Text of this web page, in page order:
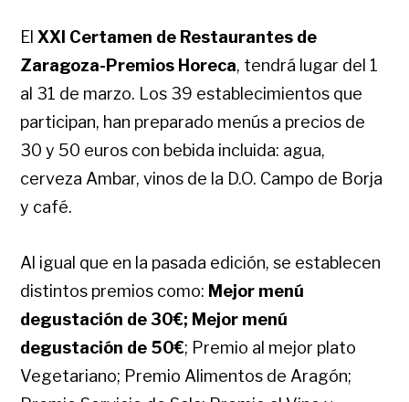
ElXXI Certamen de Restaurantes de
Zaragoza-Premios Horeca, tendrá lugar del 1
al 31 de marzo. Los 39 establecimientos que
participan, han preparado menús a precios de
30 y 50 euros con bebida incluida: agua,
cerveza Ambar, vinos de la D.O. Campo de Borja
y café.
Al igual que en la pasada edición, se establecen
distintos premios como: Mejor menú
degustación de 30€; Mejor menú
degustación de 50€; Premio al mejor plato
Vegetariano; Premio Alimentos de Aragón;